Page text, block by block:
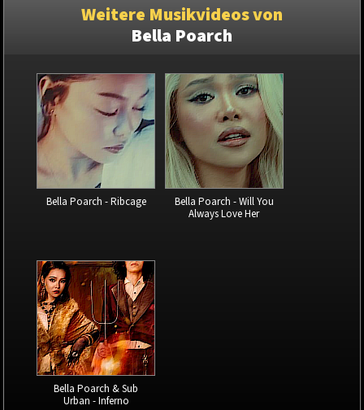
Weitere Musikvideos von
Bella Poarch
Bella Poarch - Ribcage
Bella Poarch - Will You
Always Love Her
Bella Poarch & Sub
Urban - Inferno